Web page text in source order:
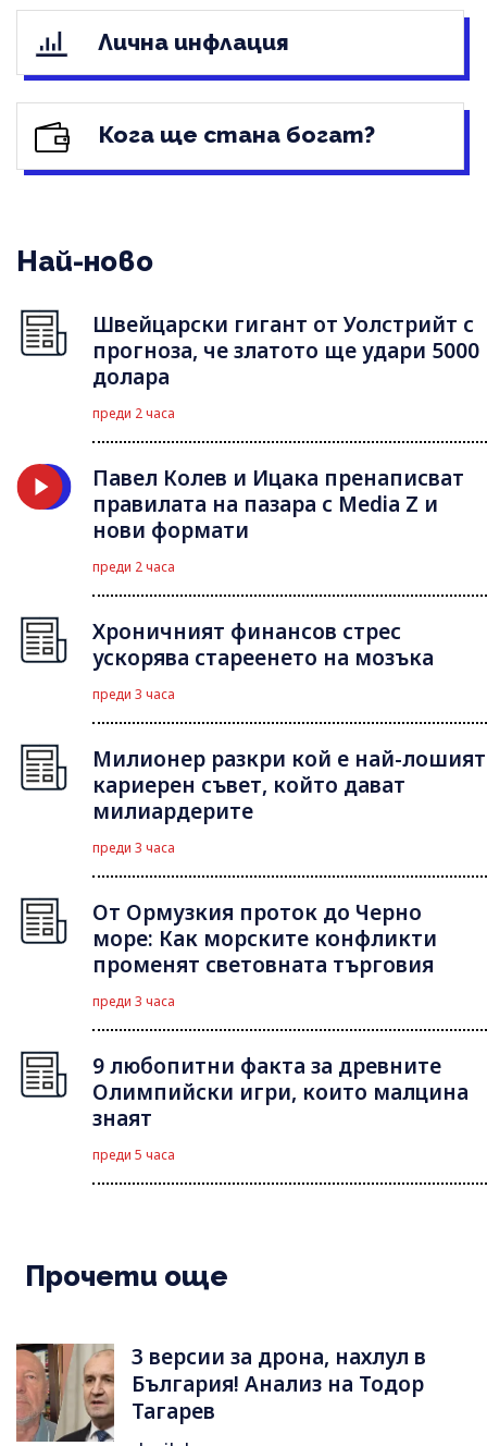
Лична инфлация
Кога ще стана богат?
Най-ново
Швейцарски гигант от Уолстрийт с
прогноза, че златото ще удари 5000
долара
преди 2 часа
Павел Колев и Ицака пренаписват
правилата на пазара с Media Z и
нови формати
преди 2 часа
Хроничният финансов стрес
ускорява стареенето на мозъка
преди 3 часа
Милионер разкри кой е най-лошият
кариерен съвет, който дават
милиардерите
преди 3 часа
От Ормузкия проток до Черно
море: Как морските конфликти
променят световната търговия
преди 3 часа
9 любопитни факта за древните
Олимпийски игри, които малцина
знаят
преди 5 часа
Прочети още
3 версии за дрона, нахлул в
България! Анализ на Тодор
Тагарев